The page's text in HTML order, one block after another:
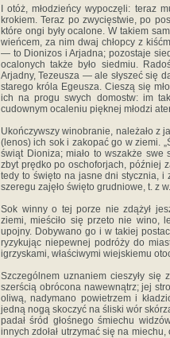
I otóż, młodzieńcy wypoczęli:
krokiem. Teraz po zwycięstwie, po
które ongi były ocalone. W takiem
wieńcem, za nim dwaj chłopcy z
— to Dionizos i Arjadna; pozostaje
ocalonych także było siedmiu.
Arjadny, Tezeusza — ale słyszeć się
starego króla Egeusza. Cieszą się
ich na progu swych domostw: im
cudownym ocaleniu pięknej młodzi
Ukończywszy winobranie, należało z
(lenos) ich sok i zakopać go w ziemi.
świąt Dioniza; miało to wszakże
zbyt prędko po oschoforjach, później
tedy to święto na jasne dni stycznia, i
szeregu zajęło święto grudniowe, t. z
Sok winny o tej porze nie zdążył
ziemi, mieściło się przeto nie wino,
upojny. Dobywano go i w takiej
ryzykując niepewnej podróży do
igrzyskami, właściwymi wiejskiemu
Szczególnem uznaniem cieszyły się
szerścią obrócona nawewnątrz; jej
oliwą, nadymano powietrzem i
jedną nogą skoczyć na śliski wór
padał śród głośnego śmiechu
innych zdołał utrzymać się na